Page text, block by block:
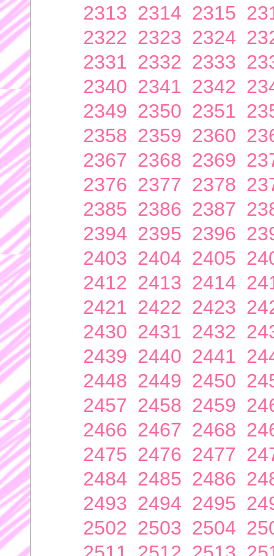
2313 2314 2315
2322 2323 2324
2331 2332 2333
2340 2341 2342
2349 2350 2351
2358 2359 2360
2367 2368 2369
2376 2377 2378
2385 2386 2387
2394 2395 2396
2403 2404 2405
2412 2413 2414
2421 2422 2423
2430 2431 2432
2439 2440 2441
2448 2449 2450
2457 2458 2459
2466 2467 2468
2475 2476 2477
2484 2485 2486
2493 2494 2495
2502 2503 2504